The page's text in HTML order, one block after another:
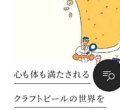
心も体も満たされる
クラフトビールの世界を